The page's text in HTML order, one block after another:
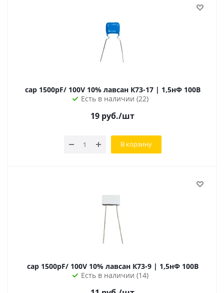
cap 1500pF/ 100V 10% лавсан К73-17 | 1,5нФ 100В
Есть в наличии (22)
19 руб./шт
В корзину
cap 1500pF/ 100V 10% лавсан К73-9 | 1,5нФ 100В
Есть в наличии (14)